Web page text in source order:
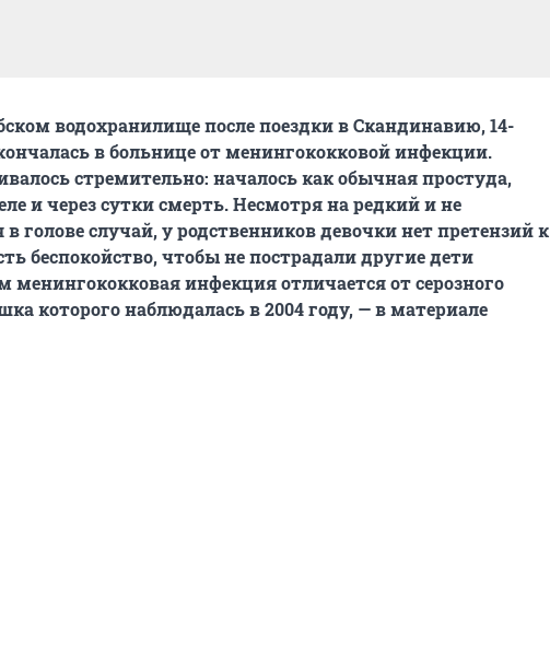
водохранилище после поездки в Скандинавию, 14-
в больнице от менингококковой инфекции.
стремительно: началось как обычная простуда,
и через сутки смерть. Несмотря на редкий и не
голове случай, у родственников девочки нет претензий к
беспокойство, чтобы не пострадали другие дети
менингококковая инфекция отличается от серозного
которого наблюдалась в 2004 году, — в материале